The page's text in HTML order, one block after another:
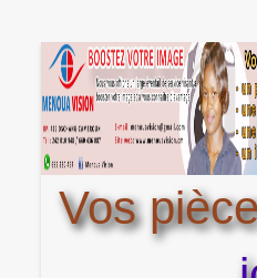
Vos